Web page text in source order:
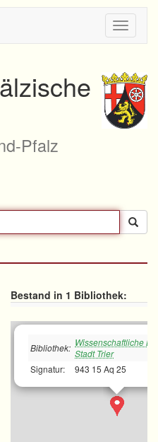
ein/
Pfalz
Bestand in 1 Bibliothek:
Bibliothek: Wissenschaftliche
Stadt Trier
Signatur:
943 15 Aq 25